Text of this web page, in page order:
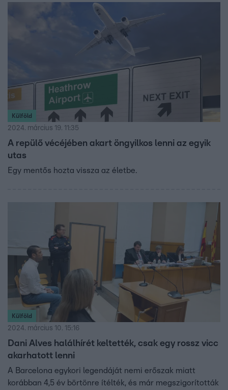
Külföld
2024. március 19. 11:35
A repülő vécéjében akart öngyilkos lenni az egyik
utas
Egy mentős hozta vissza az életbe.
Külföld
2024. március 10. 15:16
Dani Alves halálhírét keltették, csak egy rossz vicc
akarhatott lenni
A Barcelona egykori legendáját nemi erőszak miatt
korábban 4,5 év börtönre ítélték, és már megszigorították